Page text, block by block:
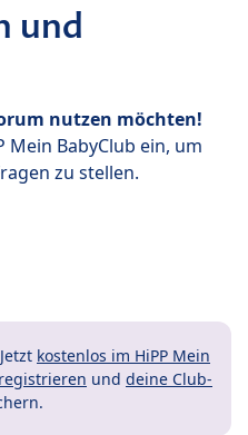
und
nutzen möchten!
Mein BabyClub ein, um
zu stellen.
Jetzt kostenlos im HiPP Mein
und deine Club-